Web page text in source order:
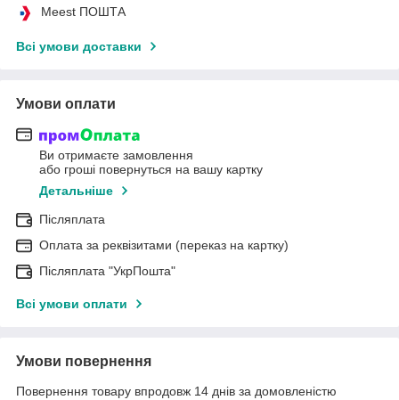
Meest ПОШТА
Всі умови доставки
Умови оплати
Ви отримаєте замовлення
або гроші повернуться на вашу картку
Детальніше
Післяплата
Оплата за реквізитами (переказ на картку)
Післяплата "УкрПошта"
Всі умови оплати
Умови повернення
Повернення товару впродовж 14 днів за домовленістю